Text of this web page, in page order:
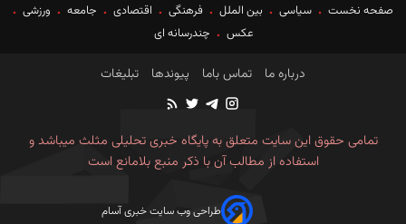
صفحه نخست سیاسی بین الملل فرهنگی اقتصادی جامعه
ورزشی
عکس
چندرسانه ای
درباره ما تماس باما پیوندها تبلیغات
تمامی حقوق این سایت متعلق به پایگاه خبری تحلیلی مثلث میباشد و
استفاده از مطالب آن با ذکر منبع بلامانع است
طراحی وب سایت خبری آسام